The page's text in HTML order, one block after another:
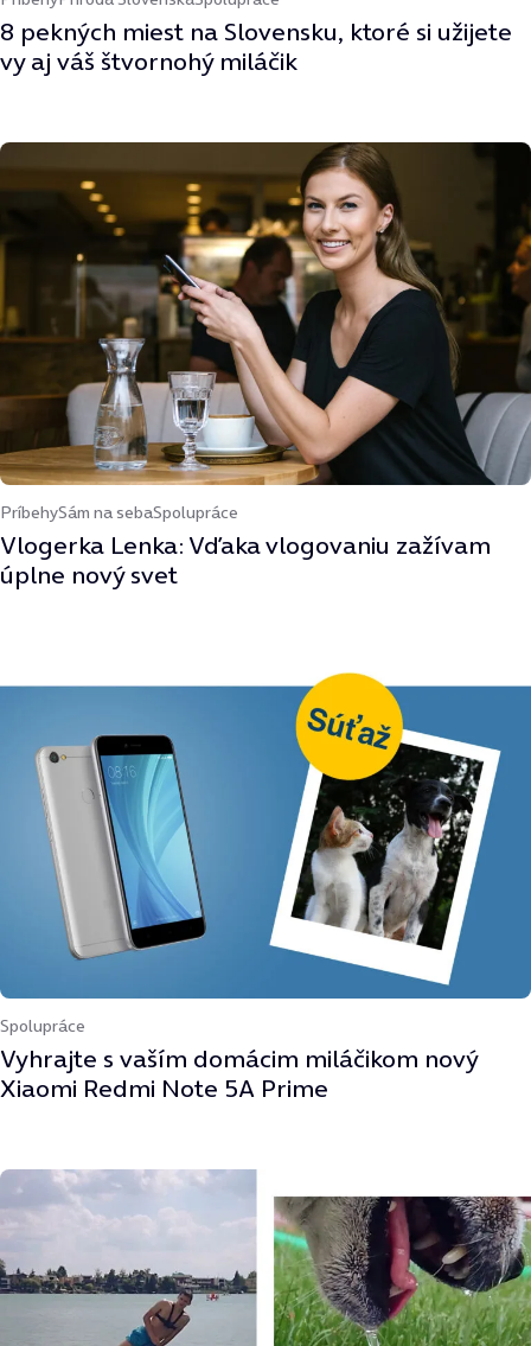
8 pekných miest na Slovensku, ktoré si užijete
vy aj váš štvornohý miláčik
PríbehySám na sebaSpolupráce
Vlogerka Lenka: Vďaka vlogovaniu zažívam
úplne nový svet
Spolupráce
Vyhrajte s vaším domácim miláčikom nový
Xiaomi Redmi Note 5A Prime